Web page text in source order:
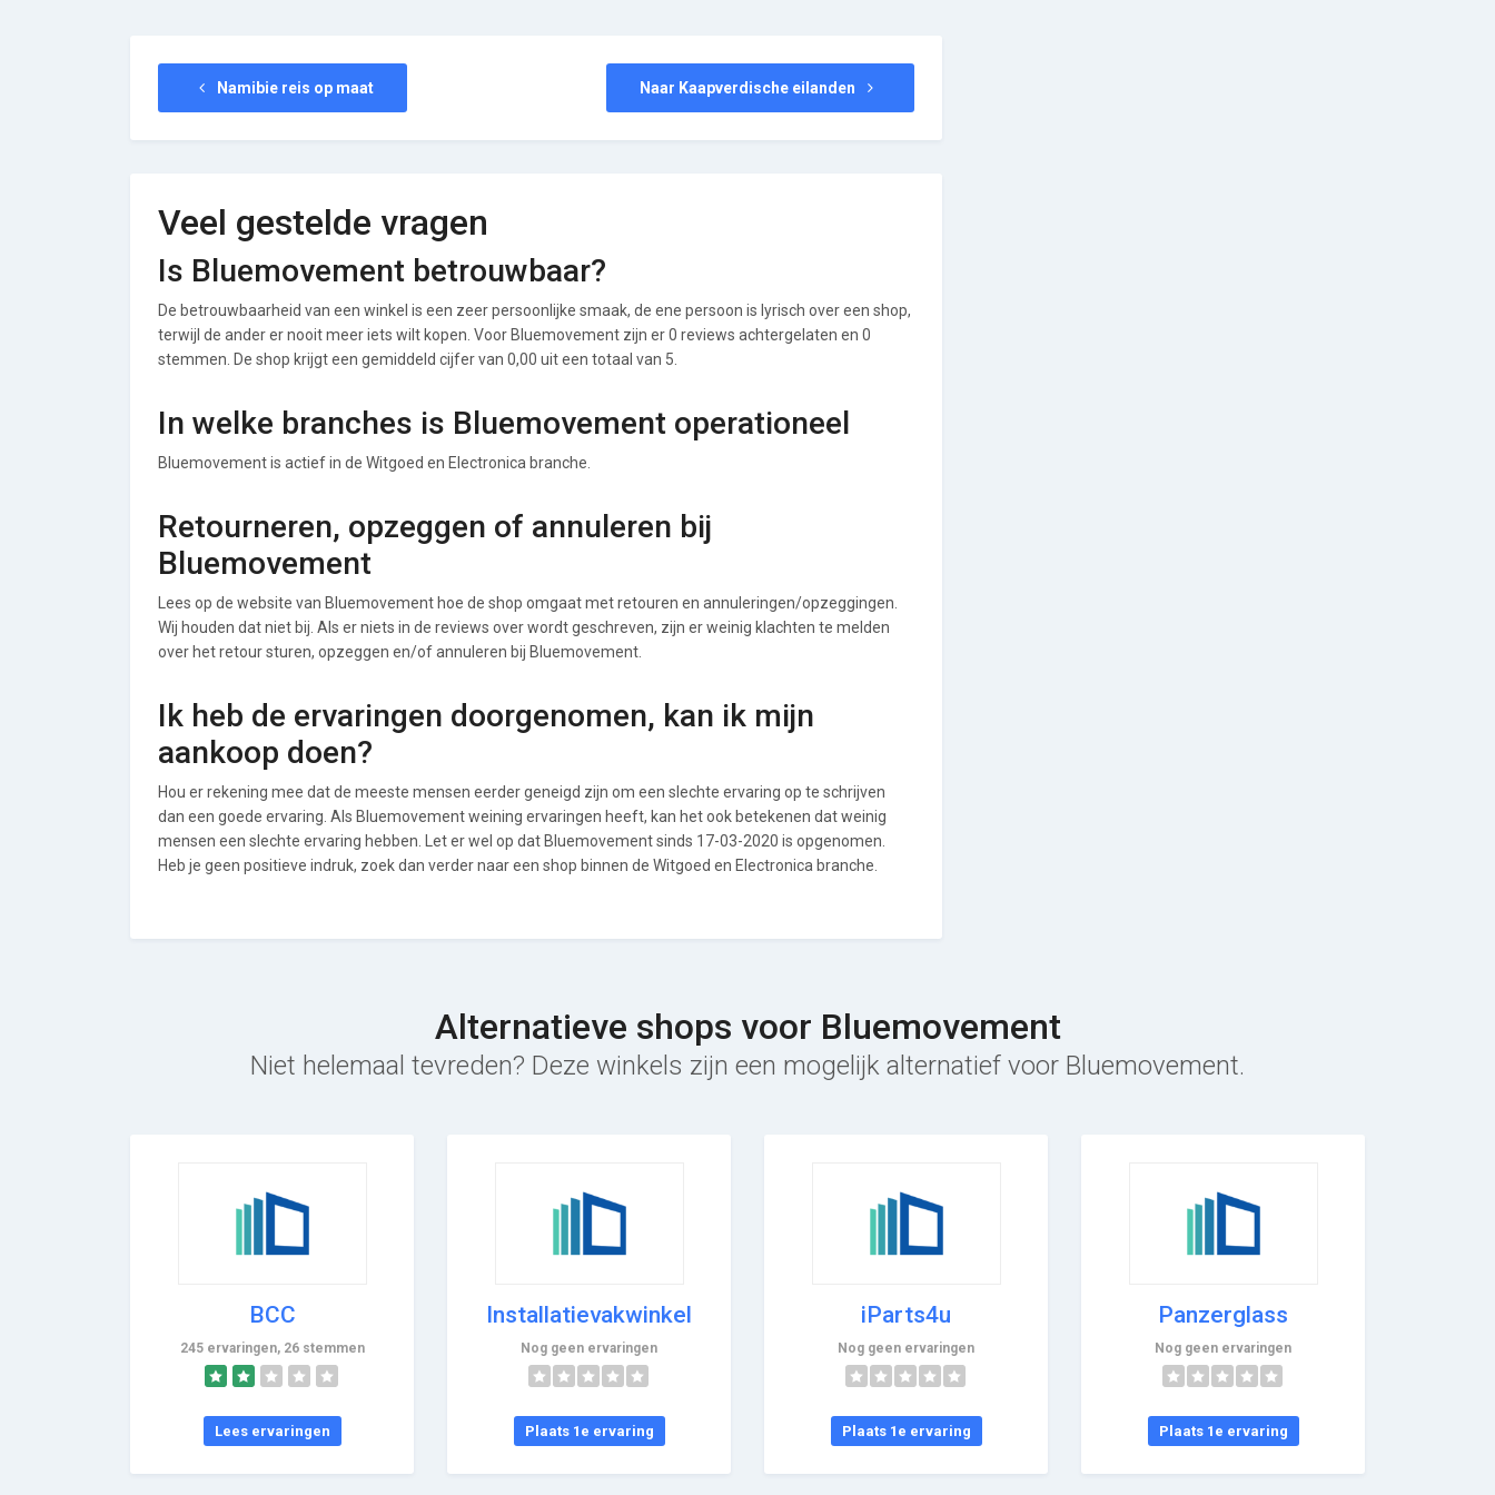
Namibie reis op maat Naar Kaapverdische eilanden
Veel gestelde vragen
Is Bluemovement betrouwbaar?
De betrouwbaarheid van een winkel is een zeer persoonlijke smaak, de ene persoon is lyrisch over een shop,
terwijl de ander er nooit meer iets wilt kopen. Voor Bluemovement zijn er 0 reviews achtergelaten en 0
stemmen. De shop krijgt een gemiddeld cijfer van 0,00 uit een totaal van 5.
In welke branches is Bluemovement operationeel
Bluemovement is actief in de Witgoed en Electronica branche.
Retourneren, opzeggen of annuleren bij
Bluemovement
Lees op de website van Bluemovement hoe de shop omgaat met retouren en annuleringen/opzeggingen.
Wij houden dat niet bij. Als er niets in de reviews over wordt geschreven, zijn er weinig klachten te melden
over het retour sturen, opzeggen en/of annuleren bij Bluemovement.
Ik heb de ervaringen doorgenomen, kan ik mijn
aankoop doen?
Hou er rekening mee dat de meeste mensen eerder geneigd zijn om een slechte ervaring op te schrijven
dan een goede ervaring. Als Bluemovement weining ervaringen heeft, kan het ook betekenen dat weinig
mensen een slechte ervaring hebben. Let er wel op dat Bluemovement sinds 17-03-2020 is opgenomen.
Heb je geen positieve indruk, zoek dan verder naar een shop binnen de Witgoed en Electronica branche.
Alternatieve shops voor Bluemovement
Niet helemaal tevreden? Deze winkels zijn een mogelijk alternatief voor Bluemovement.
BCC
245 ervaringen, 26 stemmen
Lees ervaringen
Installatievakwinkel
Nog geen ervaringen
Plaats 1e ervaring
iParts4u
Nog geen ervaringen
Plaats 1e ervaring
Panzerglass
Nog geen ervaringen
Plaats 1e ervaring